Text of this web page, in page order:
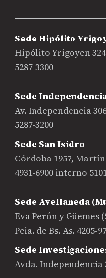
Sede Hipólito
Hipólito Yrigoyen
5287-3300
Sede
Av. Independencia
5287-3200
Sede San Isidro
Córdoba 1957,
4931-6900 interno
Sede Avellaneda
Eva Perón y Güemes
Pcia. de Bs. As. 4205-
Sede
Avda. Independencia